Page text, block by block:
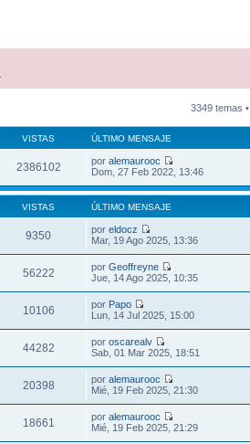
3349 temas •
VISTAS ÚLTIMO MENSAJE
2386102 poralemaurooc
Dom, 27 Feb 2022, 13:46
VISTAS ÚLTIMO MENSAJE
9350 poreldocz
Mar, 19 Ago 2025, 13:36
56222 porGeoffreyne
Jue, 14 Ago 2025, 10:35
10106 por Papo
Lun, 14 Jul 2025, 15:00
44282 poroscarealv
Sab, 01 Mar 2025, 18:51
20398 poralemaurooc
Mié, 19 Feb 2025, 21:30
18661 poralemaurooc
Mié, 19 Feb 2025, 21:29